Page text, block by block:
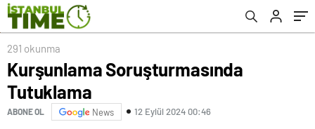
291 okunma
Kurşunlama Soruşturmasında
Tutuklama
ABONE OL News 12 Eylül 2024 00:46